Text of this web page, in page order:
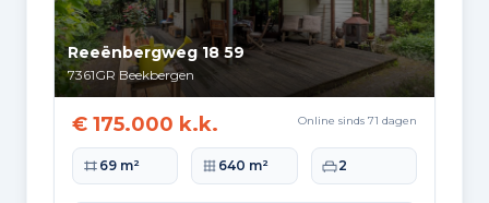
Reeënbergweg 18 59
7361GR Beekbergen
€ 175.000 k.k. Online sinds 71 dagen
Woonoppervlakte
69 m² Perceeloppervlakte
640 m² Slaapkamers
2